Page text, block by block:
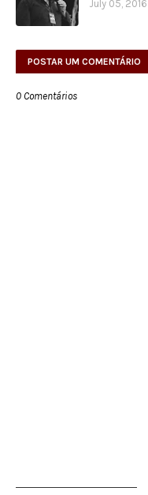
July 05, 2016
POSTAR UM COMENTÁRIO
0 Comentários